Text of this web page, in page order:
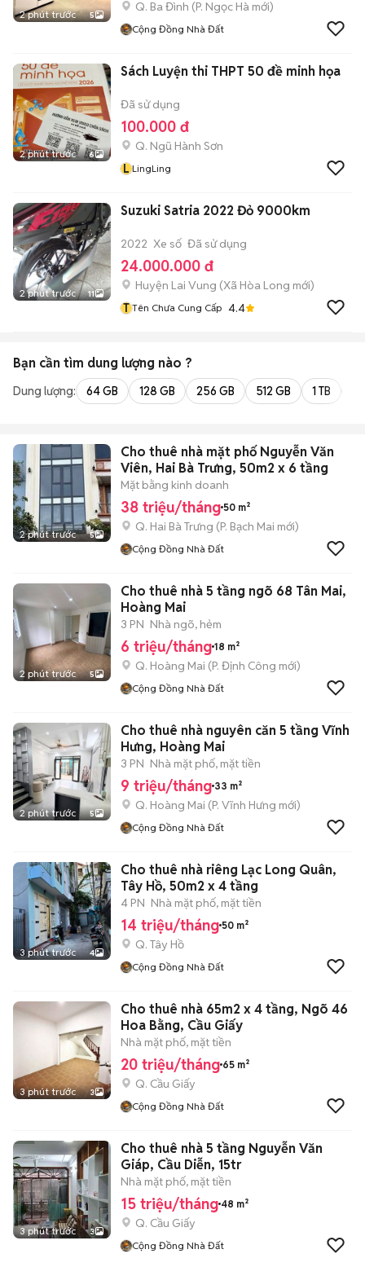
2 phút trước 5
Q. Ba Đình (P. Ngọc Hà mới)
Cộng Đồng Nhà Đất
2 phút trước 6
Sách Luyện thi THPT 50 đề minh họa
Đã sử dụng
100.000 đ
Q. Ngũ Hành Sơn
L LingLing
2 phút trước 11
Suzuki Satria 2022 Đỏ 9000km
2022 Xe số Đã sử dụng
24.000.000 đ
Huyện Lai Vung (Xã Hòa Long mới)
T Tên Chưa Cung Cấp 4.4
Bạn cần tìm dung lượng nào ?
Dung lượng: 64 GB 128 GB 256 GB 512 GB 1 TB
2 phút trước 5
Cho thuê nhà mặt phố Nguyễn Văn
Viên, Hai Bà Trưng, 50m2 x 6 tầng
Mặt bằng kinh doanh
38 triệu/tháng 50 m²
Q. Hai Bà Trưng (P. Bạch Mai mới)
Cộng Đồng Nhà Đất
2 phút trước 5
Cho thuê nhà 5 tầng ngõ 68 Tân Mai,
Hoàng Mai
3 PN Nhà ngõ, hẻm
6 triệu/tháng 18 m²
Q. Hoàng Mai (P. Định Công mới)
Cộng Đồng Nhà Đất
2 phút trước 5
Cho thuê nhà nguyên căn 5 tầng Vĩnh
Hưng, Hoàng Mai
3 PN Nhà mặt phố, mặt tiền
9 triệu/tháng 33 m²
Q. Hoàng Mai (P. Vĩnh Hưng mới)
Cộng Đồng Nhà Đất
3 phút trước 4
Cho thuê nhà riêng Lạc Long Quân,
Tây Hồ, 50m2 x 4 tầng
4 PN Nhà mặt phố, mặt tiền
14 triệu/tháng 50 m²
Q. Tây Hồ
Cộng Đồng Nhà Đất
3 phút trước 3
Cho thuê nhà 65m2 x 4 tầng, Ngõ 46
Hoa Bằng, Cầu Giấy
Nhà mặt phố, mặt tiền
20 triệu/tháng 65 m²
Q. Cầu Giấy
Cộng Đồng Nhà Đất
3 phút trước 3
Cho thuê nhà 5 tầng Nguyễn Văn
Giáp, Cầu Diễn, 15tr
Nhà mặt phố, mặt tiền
15 triệu/tháng 48 m²
Q. Cầu Giấy
Cộng Đồng Nhà Đất